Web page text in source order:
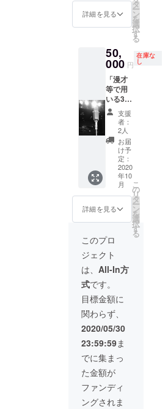
（実施
日は６
収束後
のライ
ブを一
タッフ
として
裏方体
験でき
ます。
本番は
会場内
で見る
かス
タッフ
業務を
続ける
かを選
べま
す。
（実
施日は
談）
詳細を見る
タ
ー
ン
を
選
択
す
る
50,
000 円
在庫な
し
「漫才
等で用
いる38
マイク
のネッ
ク部分
やスタ
ンド部
分に
ネーム
掲示」
・期
間、一
年間。
・バ
ティオ
スかV-1
からお
選び頂
けま
す。 ・
文面の
指定で
きま
す。備
考欄に
ご記入
下さ
い。
（公序
良俗に
反する
場合や
不適切
支援
者：
2人
お届
け予
定：
2020
年10
月
詳細を見る
こ
の
リ
タ
ー
ン
を
選
択
す
る
このプロ
ジェクト
は、 All-In方
式です。
目標金額に
関わらず、
2020/05/30
23:59:59ま
でに集まっ
た金額が
ファンディ
ングされま